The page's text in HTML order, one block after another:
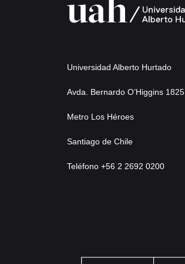
Universidad Alberto Hurtado
Avda. Bernardo O’Higgins 1825
Metro Los Héroes
Santiago de Chile
Teléfono +56 2 2692 0200